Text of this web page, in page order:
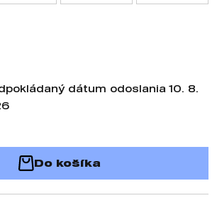
dátum odoslania 10. 8.
Do košíka